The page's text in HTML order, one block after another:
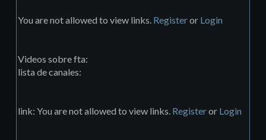
You are not allowed to view links. Registeror Login
Videos sobre fta:
lista de canales:
link: You are not allowed to view links. Registeror Login